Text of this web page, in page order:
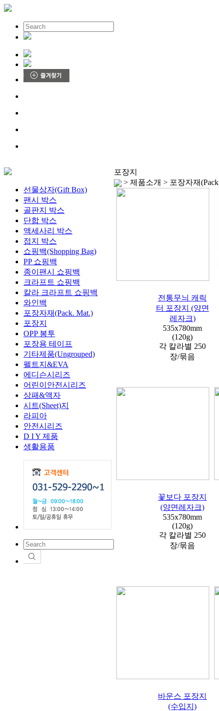
선물상자(Gift Box)
팬시 박스
골판지 박스
단합 박스
액세사리 박스
접지 박스
쇼핑백(Shopping Bag)
PP 쇼핑백
종이팬시 쇼핑백
크라프트 쇼핑백
칼라 크라프트 쇼핑백
와인백
포장자재(Pack. Mat.)
포장지
OPP 봉투
포장용 테이프
기타제품(Ungrouped)
펠트지&EVA
에디슨시리즈
어린이안전시리즈
상패&액자
시트(Sheet)지
라피아
안전시리즈
D I Y 제품
생활용품
포장지
> 제품소개 > 포장자재
전통무늬 캐릭
터 포장지 (양면
레자크)
535x780mm
(120g)
각 칼라별 250
장/묶음
꽃보다 포장지
(양면레자크)
535x780mm
(120g)
각 칼라별 250
장/묶음
바운스 포장지
(수입지)